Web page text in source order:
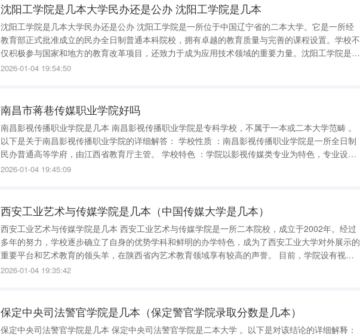
沈阳工学院是几本大学民办还是公办 沈阳工学院是几本
沈阳工学院是几本大学民办还是公办 沈阳工学院是一所位于中国辽宁省的二本大学。它是一所经
教育部正式批准成立的民办全日制普通本科院校，拥有卓越的教育质量与完善的课程设置。学校不
仅积极参与国家和地方的教育改革项目，还致力于成为应用技术领域的重要力量。沈阳工学院是应
用技术大学（学院）联盟的成员之一，并入选了卓越农林人才教育培养计划改革试点高校。此外，
2026-01-04 19:54:50
南昌市蒋巷传媒职业学院好吗
南昌影视传播职业学院是几本 南昌影视传播职业学院是专科学校，不属于一本或二本大学范畴 。
以下是关于南昌影视传播职业学院的详细解答： 学校性质 ：南昌影视传播职业学院是一所全日制
民办普通高等学府，由江西省教育厅主管。 学校特色 ：学院以影视传媒类专业为特色，专业设置
紧跟人才市场需求，注重内涵建设和教学改革，旨在提升教学质量。 前身历史 ：学院的前身是江
2026-01-04 19:45:09
西安工业艺术与传媒学院是几本（中国传媒大学是几本）
西安工业艺术与传媒学院是几本 西安工业艺术与传媒学院是一所二本院校，成立于2002年。经过
多年的努力，学校逐步确立了自身的优势学科和鲜明的办学特色，成为了西安工业大学对外展示的
重要平台和艺术教育的领头羊，在陕西省内艺术教育领域享有较高的声誉。 目前，学院设有视觉
传达设计、环境设计、产品设计、数字媒体艺术和工业设计五个本科专业，以及一个艺术硕士专业
2026-01-04 19:35:42
保定中央司法警官学院是几本（保定警官学院录取分数是几本）
保定中央司法警官学院是几本 保定中央司法警官学院是二本大学 。以下是对该结论的详细解释：